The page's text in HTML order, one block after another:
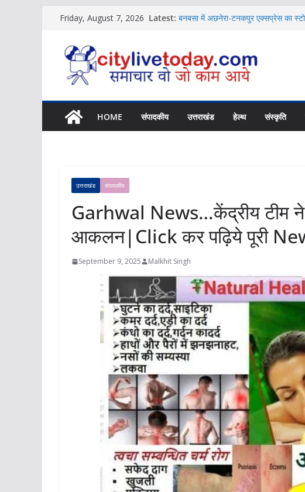
content
Friday, August 7, 2026 Latest: बनबसा में अछनेरा-टनकपुर एक्सप्रेस का
News
शिक्षक संगठन ने की संस्कृत शिक्षा के हालातों
News
Uttarakhand में होगा NCC की नई
HOME संपादकीय उत्तराखंड हेल्थ संस्कृति
उत्तराखंड संपादकीय
Garhwal News…केंद्रीय टीम ने
आकलन|Click कर पढ़िये पूरी
September 9, 2025 Malkhit Singh